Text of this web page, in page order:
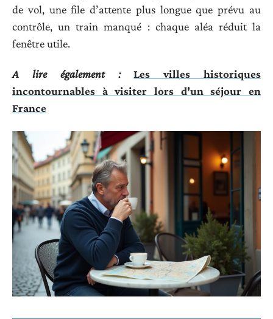
de vol, une file d’attente plus longue que prévu au
contrôle, un train manqué : chaque aléa réduit la
fenêtre utile.
A lire également :
Les villes historiques
incontournables à visiter lors d'un séjour en
France